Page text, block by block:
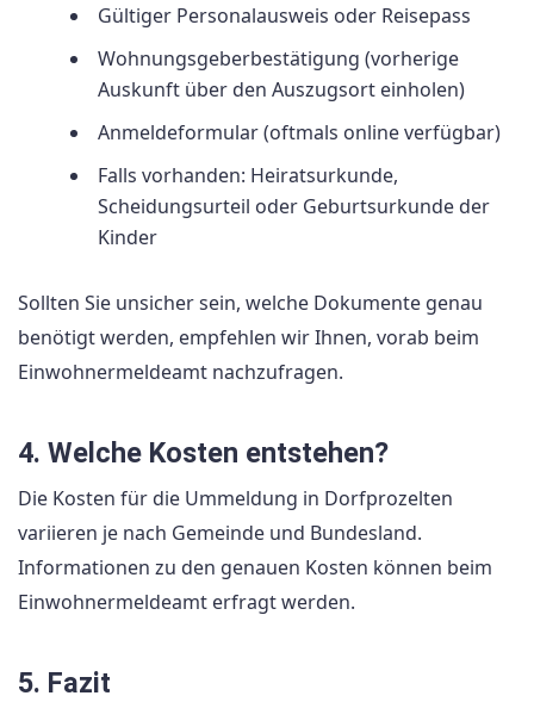
Gültiger Personalausweis oder Reisepass
Wohnungsgeberbestätigung (vorherige
Auskunft über den Auszugsort einholen)
Anmeldeformular (oftmals online verfügbar)
Falls vorhanden: Heiratsurkunde,
Scheidungsurteil oder Geburtsurkunde der
Kinder
Sollten Sie unsicher sein, welche Dokumente genau
benötigt werden, empfehlen wir Ihnen, vorab beim
Einwohnermeldeamt nachzufragen.
4. Welche Kosten entstehen?
Die Kosten für die Ummeldung in Dorfprozelten
variieren je nach Gemeinde und Bundesland.
Informationen zu den genauen Kosten können beim
Einwohnermeldeamt erfragt werden.
5. Fazit